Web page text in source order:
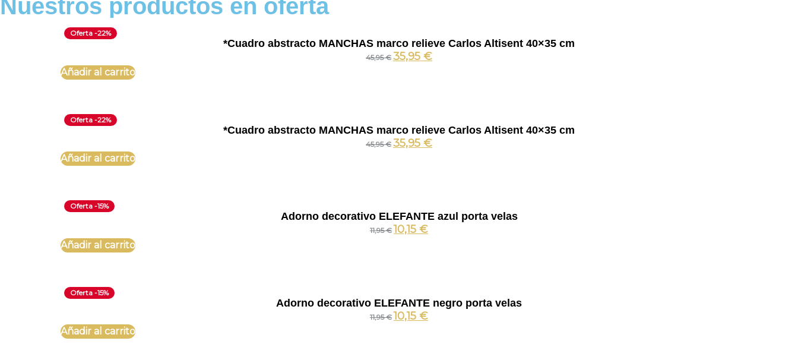
Nuestros productos en oferta
Oferta -22%
*Cuadro abstracto MANCHAS marco relieve Carlos Altisent 40×35 cm
45,95€ 35,95 €
Añadir al carrito
Oferta -22%
*Cuadro abstracto MANCHAS marco relieve Carlos Altisent 40×35 cm
45,95€ 35,95 €
Añadir al carrito
Oferta -15%
Adorno decorativo ELEFANTE azul porta velas
11,95€ 10,15 €
Añadir al carrito
Oferta -15%
Adorno decorativo ELEFANTE negro porta velas
11,95€ 10,15 €
Añadir al carrito